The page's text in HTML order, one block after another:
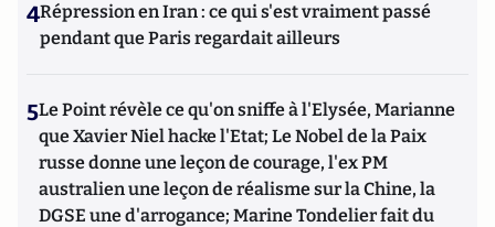
4Répression en Iran : ce qui s'est vraiment passé
pendant que Paris regardait ailleurs
5Le Point révèle ce qu'on sniffe à l'Elysée, Marianne
que Xavier Niel hacke l'Etat; Le Nobel de la Paix
russe donne une leçon de courage, l'ex PM
australien une leçon de réalisme sur la Chine, la
DGSE une d'arrogance; Marine Tondelier fait du